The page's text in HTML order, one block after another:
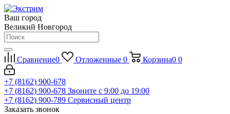
Ваш город
Великий Новгород
Сравнение0 Отложенные 0 Корзина0 0
+7 (8162) 900-678
+7 (8162) 900-678 Звоните с 9:00 до 19:00
+7 (8162) 900-789 Сервисный центр
Заказать звонок